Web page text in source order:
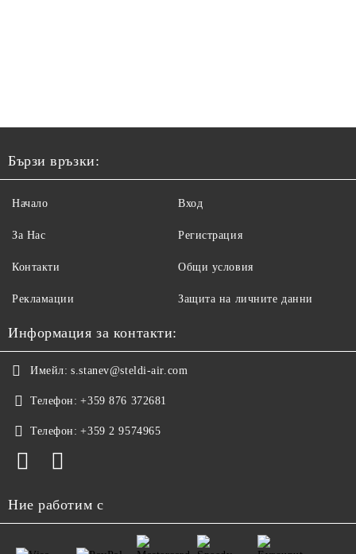
Бързи връзки:
Начало
За Нас
Контакти
Рекламации
Вход
Регистрация
Общи условия
Защита на личните данни
Информация за контакти:
Имейл: s.stanev@steldi-air.com
Телефон: +359 876 372681
Телефон: +359 2 9574965
Ние работим с